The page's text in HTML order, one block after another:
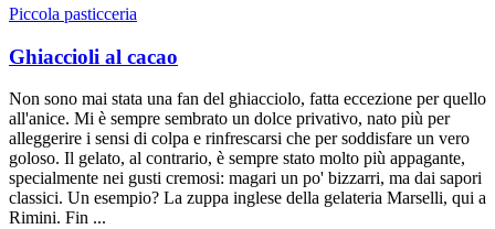
Piccola pasticceria
Ghiaccioli al cacao
Non sono mai stata una fan del ghiacciolo, fatta eccezione per quello
all'anice. Mi è sempre sembrato un dolce privativo, nato più per
alleggerire i sensi di colpa e rinfrescarsi che per soddisfare un vero
goloso. Il gelato, al contrario, è sempre stato molto più appagante,
specialmente nei gusti cremosi: magari un po' bizzarri, ma dai sapori
classici. Un esempio? La zuppa inglese della gelateria Marselli, qui a
Rimini. Fin ...